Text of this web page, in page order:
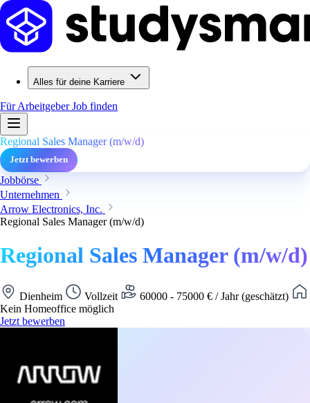
Alles für deine Karriere
Für ArbeitgeberJob finden
Regional Sales Manager (m/w/d)
Jetzt bewerben
Jobbörse
Unternehmen
Arrow Electronics, Inc.
Regional Sales Manager (m/w/d)
Regional Sales Manager (m/w/d)
Dienheim Vollzeit
60000 - 75000 € / Jahr (geschätzt)
Kein Homeoffice möglich
Jetzt bewerben